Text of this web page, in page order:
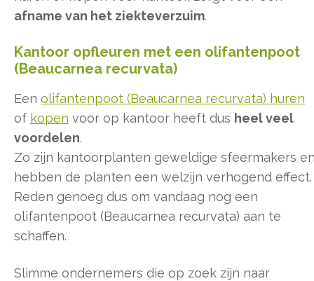
afname van het ziekteverzuim.
Kantoor opfleuren met een olifantenpoot
(Beaucarnea recurvata)
Een olifantenpoot (Beaucarnea recurvata) huren
of kopen voor op kantoor heeft dus heel veel
voordelen.
Zo zijn kantoorplanten geweldige sfeermakers
hebben de planten een welzijn verhogend effect.
Reden genoeg dus om vandaag nog een
olifantenpoot (Beaucarnea recurvata) aan te
schaffen.
Slimme ondernemers die op zoek zijn naar